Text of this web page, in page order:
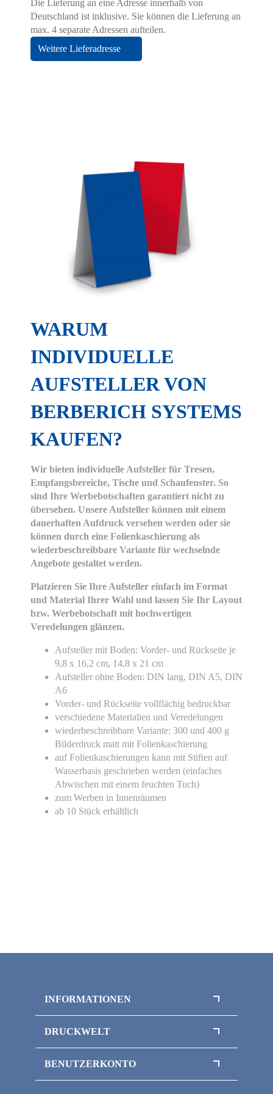
Die Lieferung an eine Adresse innerhalb von
Deutschland ist inklusive. Sie können die Lieferung an
max. 4 separate Adressen aufteilen.
Weitere Lieferadresse
WARUM
INDIVIDUELLE
AUFSTELLER VON
BERBERICH SYSTEMS
KAUFEN?
Wir bieten individuelle Aufsteller für Tresen,
Empfangsbereiche, Tische und Schaufenster. So
sind Ihre Werbebotschaften garantiert nicht zu
übersehen. Unsere Aufsteller können mit einem
dauerhaften Aufdruck versehen werden oder sie
können durch eine Folienkaschierung als
wiederbeschreibbare Variante für wechselnde
Angebote gestaltet werden.
Platzieren Sie Ihre Aufsteller einfach im Format
und Material Ihrer Wahl und lassen Sie Ihr Layout
bzw. Werbebotschaft mit hochwertigen
Veredelungen glänzen.
Aufsteller mit Boden: Vorder- und Rückseite je
9,8 x 16,2 cm, 14,8 x 21 cm
Aufsteller ohne Boden: DIN lang, DIN A5, DIN
A6
Vorder- und Rückseite vollflächig bedruckbar
verschiedene Materialien und Veredelungen
wiederbeschreibbare Variante: 300 und 400 g
Bilderdruck matt mit Folienkaschierung
auf Folienkaschierungen kann mit Stiften auf
Wasserbasis geschrieben werden (einfaches
Abwischen mit einem feuchten Tuch)
zum Werben in Innenräumen
ab 10 Stück erhältlich
INFORMATIONEN
Datenschutz
Versand
Widerrufsrecht
DRUCKWELT
Nachhaltigkeit
BENUTZERKONTO
Informationen anzeigen lassen.
Essenziell Statistiken
Funktionell Externe Medien
Alle Cookies akzeptieren
Auswahl bestätigen
Details einblenden